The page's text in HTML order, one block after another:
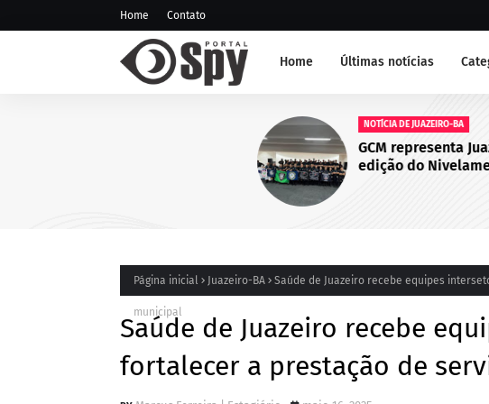
Home Contato
Home Últimas notícias
NOTÍCIA DE JUAZEIRO-BA
GCM representa Juazeiro na VI
edição do Nivelamento de Ações
Táticas (NAT-ROMU), em Cabo de
Santo Agostinho (PE)
Página inicial Juazeiro-BA Saúde de Juazeiro recebe equipes
municipal
Saúde de Juazeiro recebe
fortalecer a prestação de